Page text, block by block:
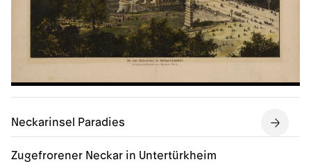
Neckarinsel Paradies
Zugefrorener Neckar in Untertürkheim